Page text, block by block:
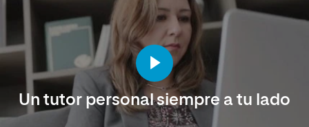
Un tutor personal siempre a tu lado